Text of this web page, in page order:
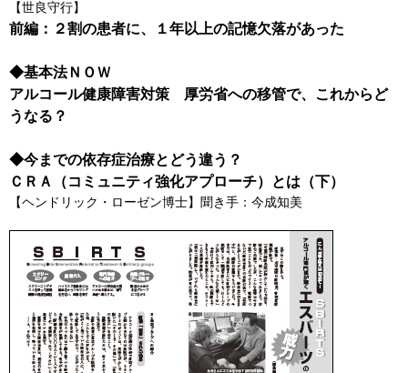
【世良守行】
前編：２割の患者に、１年以上の記憶欠落があった
◆基本法ＮＯＷ
アルコール健康障害対策 厚労省への移管で、これからど
うなる？
◆今までの依存症治療とどう違う？
ＣＲＡ（コミュニティ強化アプローチ）とは（下）
【ヘンドリック・ローゼン博士】聞き手：今成知美